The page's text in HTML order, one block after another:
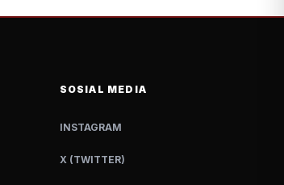
SOSIAL MEDIA
INSTAGRAM
X (TWITTER)